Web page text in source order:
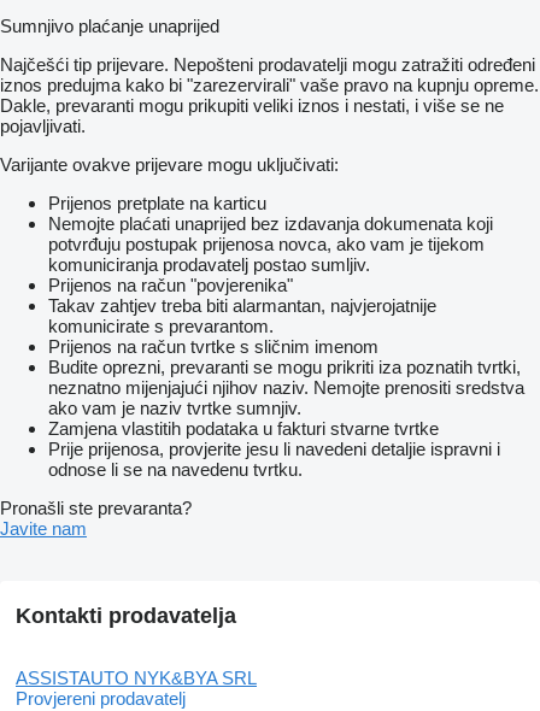
Sumnjivo plaćanje unaprijed
Najčešći tip prijevare. Nepošteni prodavatelji mogu zatražiti određeni
iznos predujma kako bi "zarezervirali" vaše pravo na kupnju opreme.
Dakle, prevaranti mogu prikupiti veliki iznos i nestati, i više se ne
pojavljivati.
Varijante ovakve prijevare mogu uključivati:
Prijenos pretplate na karticu
Nemojte plaćati unaprijed bez izdavanja dokumenata koji
potvrđuju postupak prijenosa novca, ako vam je tijekom
komuniciranja prodavatelj postao sumljiv.
Prijenos na račun "povjerenika"
Takav zahtjev treba biti alarmantan, najvjerojatnije
komunicirate s prevarantom.
Prijenos na račun tvrtke s sličnim imenom
Budite oprezni, prevaranti se mogu prikriti iza poznatih tvrtki,
neznatno mijenjajući njihov naziv. Nemojte prenositi sredstva
ako vam je naziv tvrtke sumnjiv.
Zamjena vlastitih podataka u fakturi stvarne tvrtke
Prije prijenosa, provjerite jesu li navedeni detaljie ispravni i
odnose li se na navedenu tvrtku.
Pronašli ste prevaranta?
Javite nam
Kontakti prodavatelja
ASSISTAUTO NYK&BYA SRL
Provjereni prodavatelj